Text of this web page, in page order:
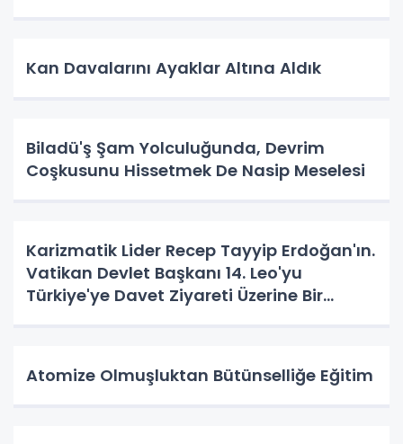
Kan Davalarını Ayaklar Altına Aldık
Biladü'ş Şam Yolculuğunda, Devrim
Coşkusunu Hissetmek De Nasip Meselesi
Karizmatik Lider Recep Tayyip Erdoğan'ın.
Vatikan Devlet Başkanı 14. Leo'yu
Türkiye'ye Davet Ziyareti Üzerine Bir
Atomize Olmuşluktan Bütünselliğe Eğitim